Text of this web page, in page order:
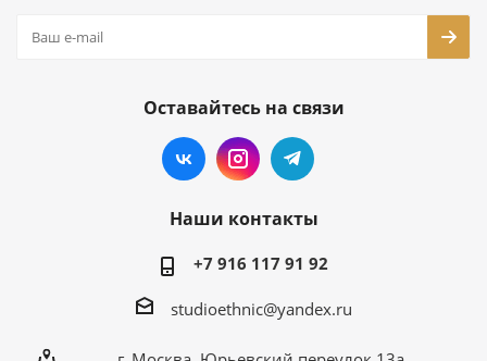
Оставайтесь на связи
Наши контакты
+7 916 117 91 92
studioethnic@yandex.ru